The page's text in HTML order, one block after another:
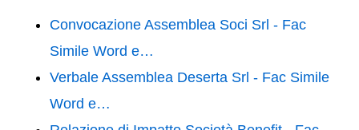
Convocazione Assemblea Soci Srl - Fac
Simile Word e…
Verbale Assemblea Deserta Srl - Fac Simile
Word e…